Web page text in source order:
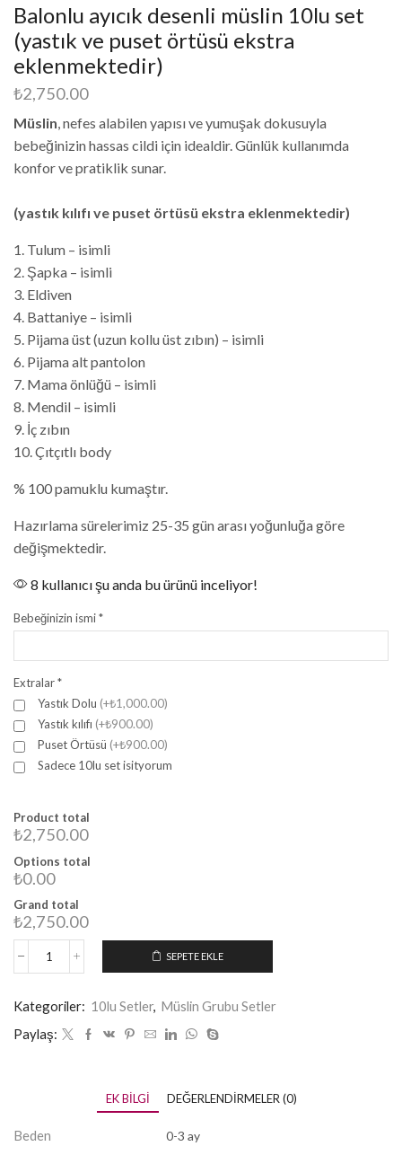
Balonlu ayıcık desenli müslin 10lu set
(yastık ve puset örtüsü ekstra
eklenmektedir)
₺2,750.00
Müslin, nefes alabilen yapısı ve yumuşak dokusuyla
bebeğinizin hassas cildi için idealdir. Günlük kullanımda
konfor ve pratiklik sunar.
(yastık kılıfı ve puset örtüsü ekstra eklenmektedir)
1. Tulum – isimli
2. Şapka – isimli
3. Eldiven
4. Battaniye – isimli
5. Pijama üst (uzun kollu üst zıbın) – isimli
6. Pijama alt pantolon
7. Mama önlüğü – isimli
8. Mendil – isimli
9. İç zıbın
10. Çıtçıtlı body
% 100 pamuklu kumaştır.
Hazırlama sürelerimiz 25-35 gün arası yoğunluğa göre
değişmektedir.
8 kullanıcı şu anda bu ürünü inceliyor!
Bebeğinizin ismi*
Extralar*
Yastık Dolu (+₺1,000.00)
Yastık kılıfı (+₺900.00)
Puset Örtüsü (+₺900.00)
Sadece 10lu set isityorum
Product total
₺2,750.00
Options total
₺0.00
Grand total
₺2,750.00
SEPETE EKLE
Kategoriler: 10lu Setler, Müslin Grubu Setler
Paylaş:
EK BILGI DEĞERLENDIRMELER (0)
Beden 0-3 ay